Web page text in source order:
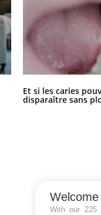
Et si les caries
disparaître sans
Welcome
With our 225